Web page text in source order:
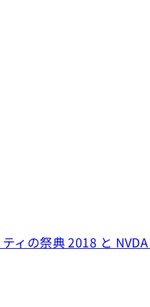
ィの祭典 2018 と